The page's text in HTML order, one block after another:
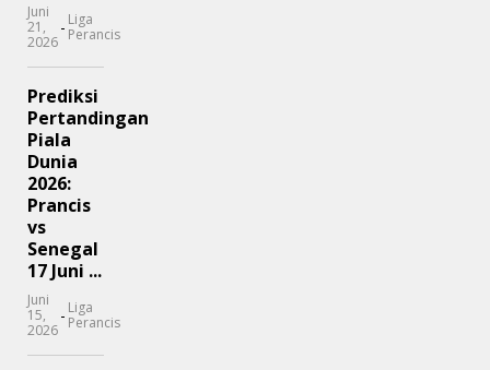
Juni
21,
2026
- Liga
Perancis
Prediksi
Pertandingan
Piala
Dunia
2026:
Prancis
vs
Senegal
17 Juni ...
Juni
15,
2026
- Liga
Perancis